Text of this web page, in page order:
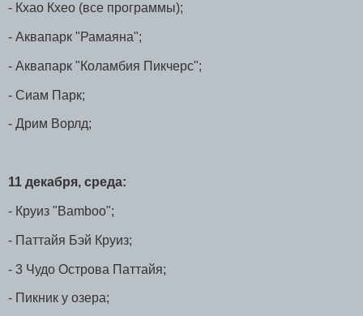
- Кхао Кхео (все программы);
- Аквапарк "Рамаяна";
- Аквапарк "Коламбия Пикчерс";
- Сиам Парк;
- Дрим Ворлд;
11 декабря, среда:
- Круиз "Bamboo";
- Паттайя Бэй Круиз;
- 3 Чудо Острова Паттайя;
- Пикник у озера;